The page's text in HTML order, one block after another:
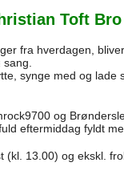
Toft Bro
fra hverdagen,
synge med og
og
eftermiddag fyldt
13.00) og ekskl.